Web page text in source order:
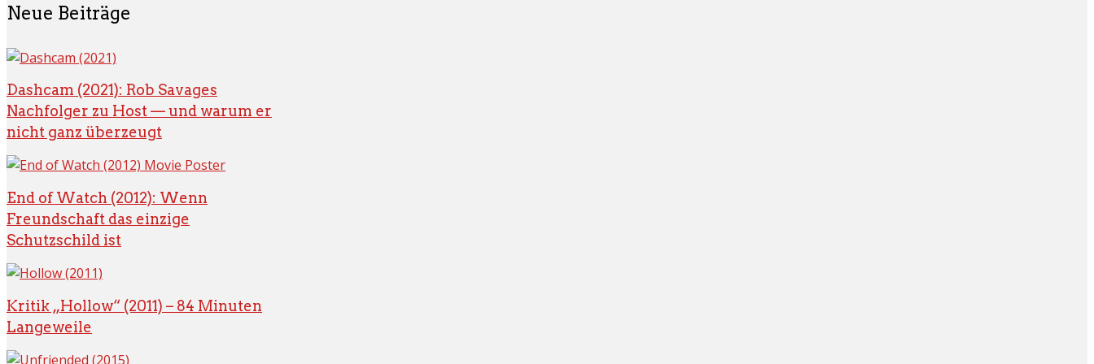
Neue Beiträge
Dashcam (2021): Rob Savages
Nachfolger zu Host — und warum er
nicht ganz überzeugt
End of Watch (2012): Wenn
Freundschaft das einzige
Schutzschild ist
Kritik „Hollow“ (2011) – 84 Minuten
Langeweile